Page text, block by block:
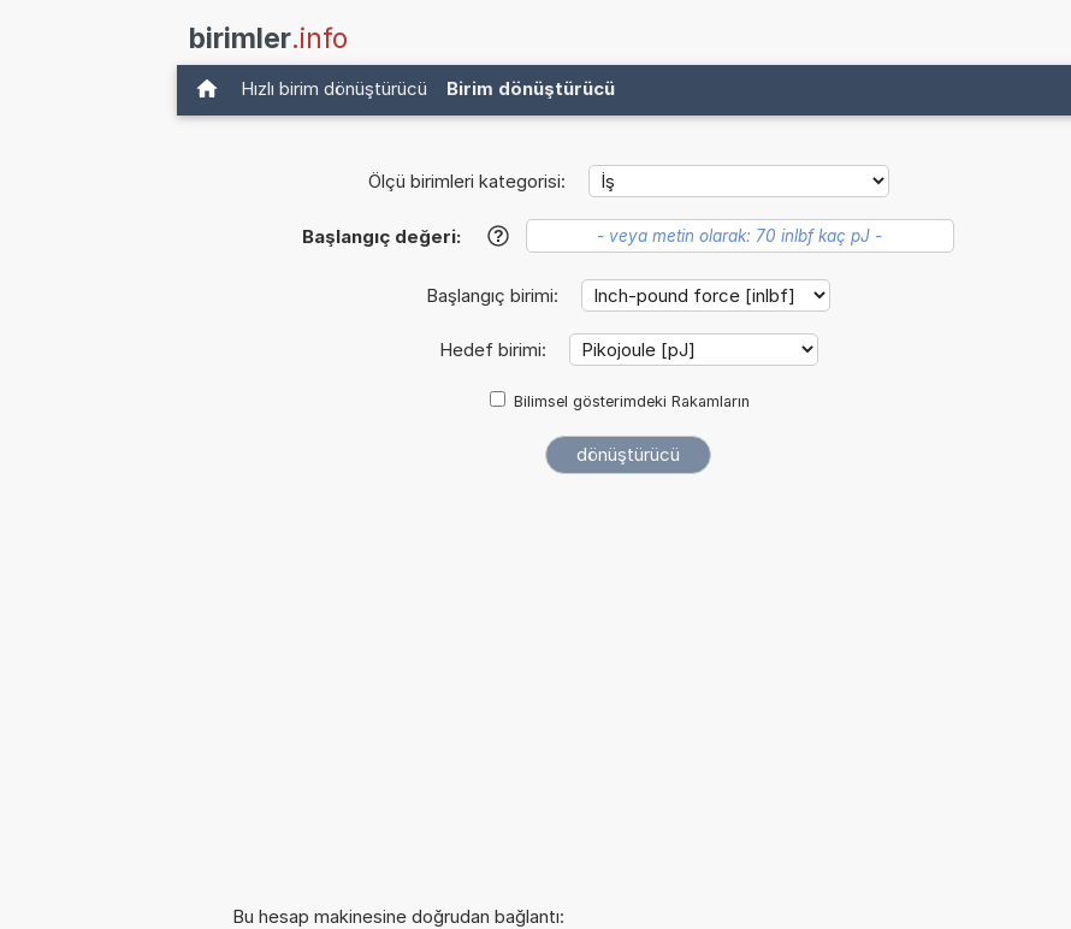
birimler.info
Hızlı birim dönüştürücü Birim dönüştürücü
Ölçü birimleri kategorisi:
Başlangıç değeri: ?
Başlangıç birimi:
Hedef birimi:
Bilimsel gösterimdeki Rakamların
Bu hesap makinesine doğrudan bağlantı: